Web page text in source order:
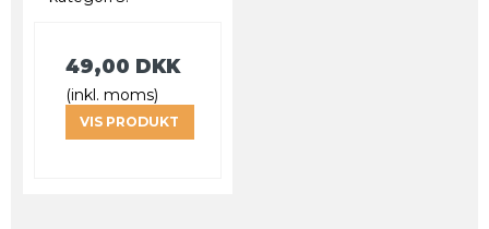
49,00 DKK
(inkl. moms)
VIS PRODUKT